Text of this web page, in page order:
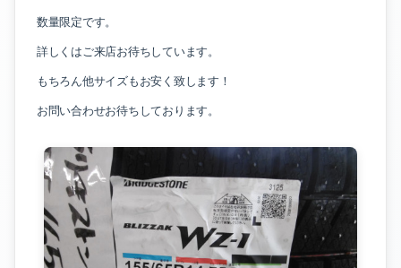
数量限定です。
詳しくはご来店お待ちしています。
もちろん他サイズもお安く致します！
お問い合わせお待ちしております。